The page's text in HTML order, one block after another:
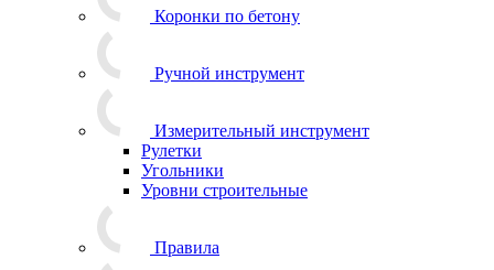
Коронки по бетону
Ручной инструмент
Измерительный инструмент
Рулетки
Угольники
Уровни строительные
Правила